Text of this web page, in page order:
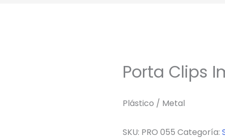
Porta Clips
Plástico / Metal
SKU: PRO 055 Categoría: